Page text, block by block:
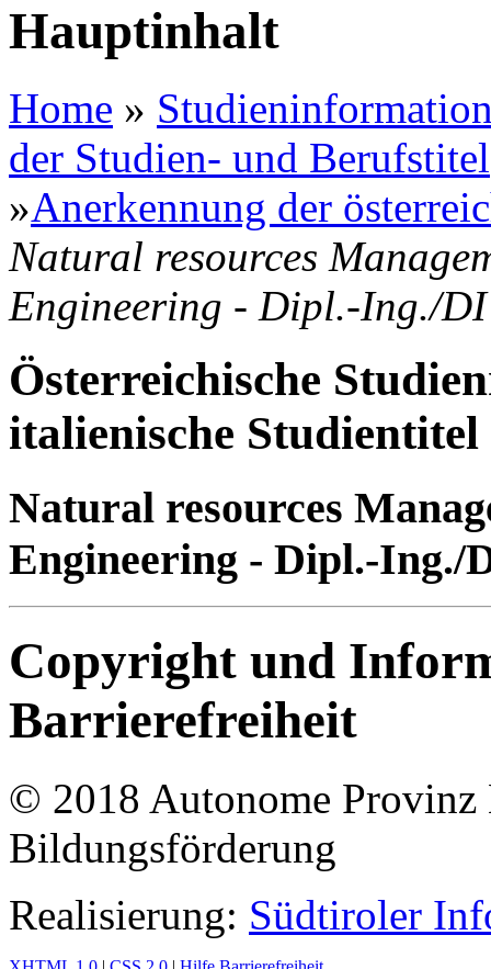
Hauptinhalt
Home »
der Studien- und Berufstitel
»Anerkennung der
Natural resources
Engineering - Dipl.-Ing./
Österreichische
italienische
Natural resources
Engineering - Dipl.-Ing./
Copyright und
Barrierefreiheit
© 2018 Autonome Provinz
Bildungsförderung
Realisierung: Südtiroler